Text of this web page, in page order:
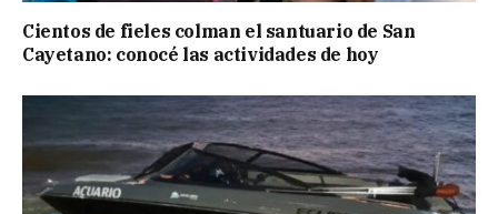
Cientos de fieles colman el santuario de San
Cayetano: conocé las actividades de hoy